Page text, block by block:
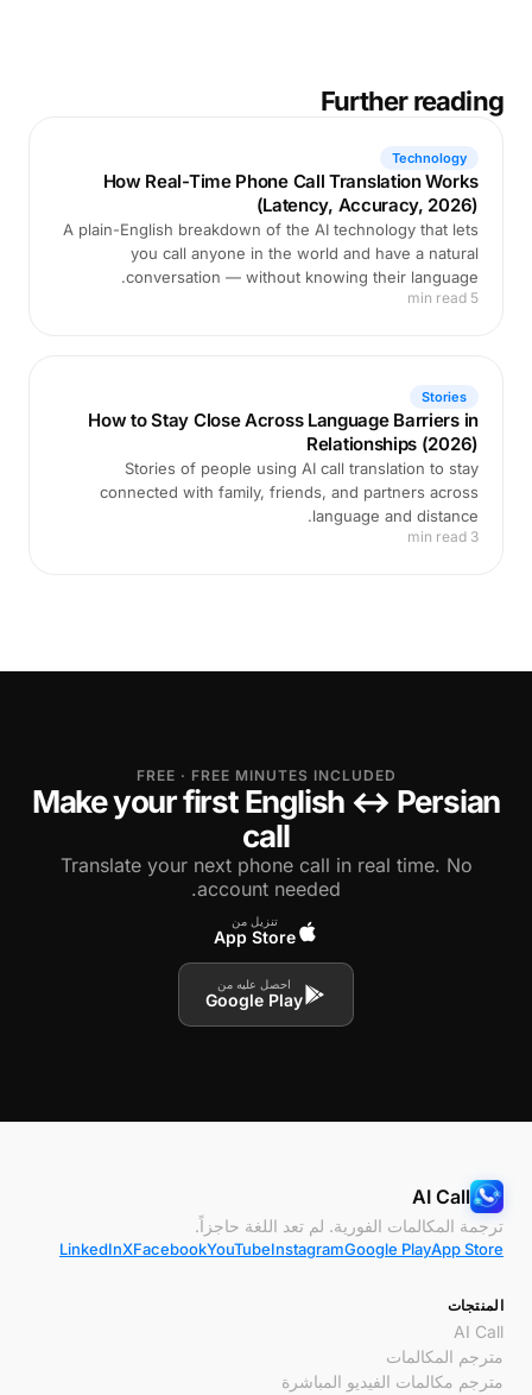
Further reading
Technology
How Real-Time Phone Call Translation Works
(Latency, Accuracy, 2026)
A plain-English breakdown of the AI technology that lets
you call anyone in the world and have a natural
conversation — without knowing their language.
5 min read
Stories
How to Stay Close Across Language Barriers in
Relationships (2026)
Stories of people using AI call translation to stay
connected with family, friends, and partners across
language and distance.
3 min read
FREE · FREE MINUTES INCLUDED
Make your first English ↔ Persian
call
Translate your next phone call in real time. No
account needed.
تنزيل من
App Store
احصل عليه من
Google Play
AI Call
ترجمة المكالمات الفورية. لم تعد اللغة حاجزاً.
App Store
Google Play
Instagram
YouTube
Facebook
X
LinkedIn
المنتجات
AI Call
مترجم المكالمات
مترجم مكالمات الفيديو المباشرة